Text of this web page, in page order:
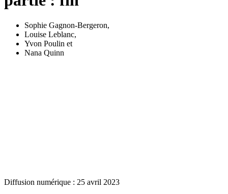
Sophie Gagnon-Bergeron,
Louise Leblanc,
Yvon Poulin et
Nana Quinn
Diffusion numérique : 25 avril 2023